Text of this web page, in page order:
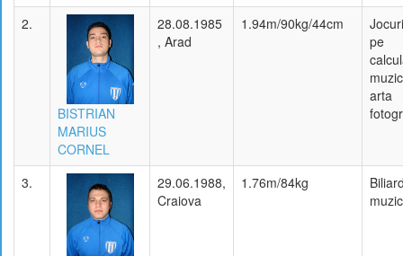
2.
BISTRIAN
MARIUS
CORNEL
28.08.1985
, Arad
1.94m/90kg/44cm
pe
arta
3.
29.06.1988,
Craiova
1.76m/84kg